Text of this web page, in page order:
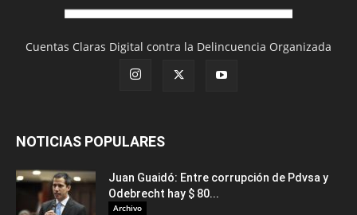
Cuentas Claras Digital contra la Delincuencia Organizada
NOTICIAS POPULARES
Juan Guaidó: Entre corrupción de Pdvsa y
Odebrecht hay $ 80...
Archivo